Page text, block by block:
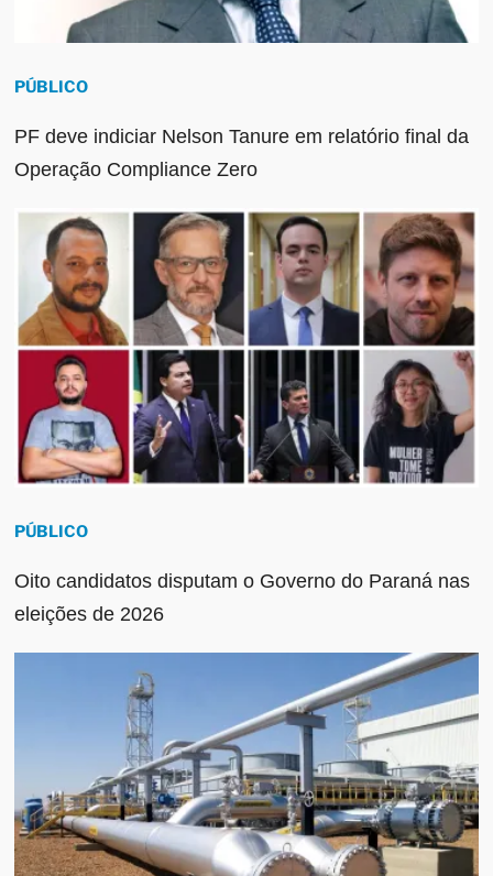
PÚBLICO
PF deve indiciar Nelson Tanure em relatório final da
Operação Compliance Zero
PÚBLICO
Oito candidatos disputam o Governo do Paraná nas
eleições de 2026